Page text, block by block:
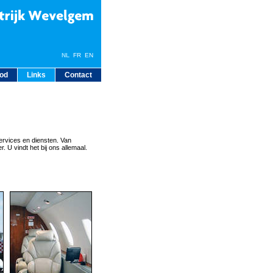
Links Contact
NL FR EN
en diensten. Van
U vindt het bij ons allemaal.